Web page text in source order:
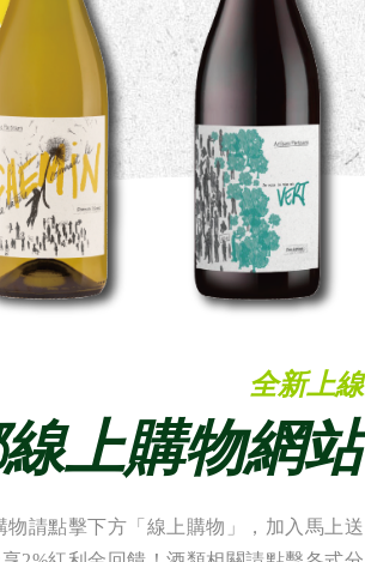
全新上線
上購物網站
物請點擊下方「線上購物」，加入馬上送